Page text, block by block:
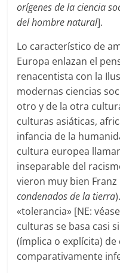
orígenes de la ciencia
del hombre natural].
Lo característico de
Europa enlazan el
renacentista con la
modernas ciencias
otro y de la otra
culturas asiáticas,
infancia de la
cultura europea
inseparable del
vieron muy bien Franz
condenados de la tierra
«tolerancia» [NE:
culturas se basa casi
(ímplica o explícita)
comparativamente